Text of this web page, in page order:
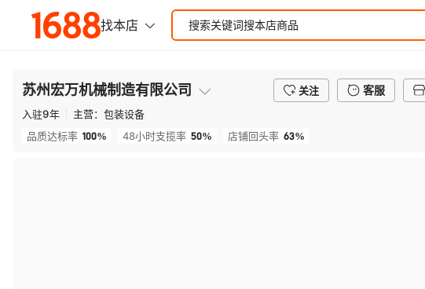
苏州宏万机械制造有限公司 关注 客服
入驻9年 主营： 包装设备
品质达标率 100% 48小时支揽率 50% 店铺回头率 63%